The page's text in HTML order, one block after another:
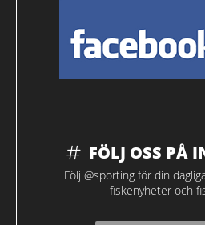
FÖLJ OSS PÅ
Följ @sporting för din
fiskenyheter och